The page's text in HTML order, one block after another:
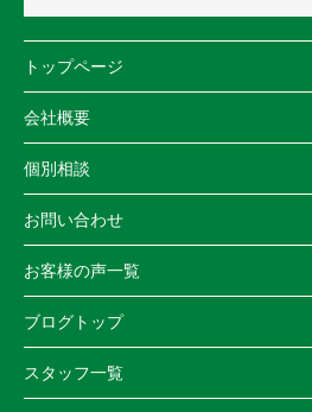
トップページ
会社概要
個別相談
お問い合わせ
お客様の声一覧
ブログトップ
スタッフ一覧